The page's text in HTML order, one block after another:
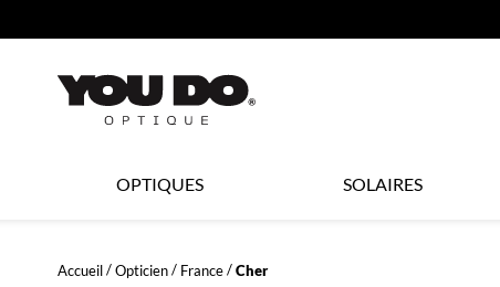
Opticien
LYNX
OPTIQUES SOLAIRES
Accueil Opticien France Cher